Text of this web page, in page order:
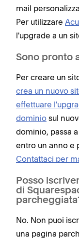
mail
Per utilizzare
l'upgrade a un
Sono pronto
Per creare un
crea un nuovo
effettuare
dominio sul
dominio, passa
entro un anno e
Contattaci per
Posso
di
No. Non puoi
una pagina